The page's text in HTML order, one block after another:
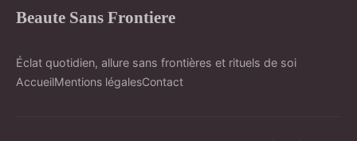
Beaute Sans Frontiere
Éclat quotidien, allure sans frontières et rituels de soi
AccueilMentions légalesContact